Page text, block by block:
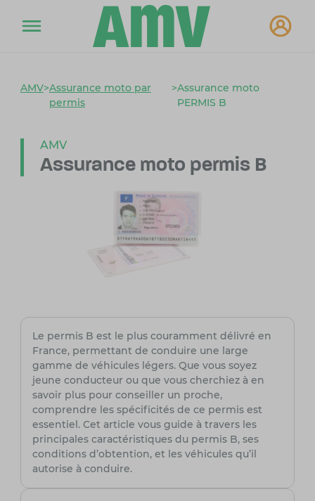
AMV>Assurance moto par
permis
>Assurance moto
PERMIS B
AMV
Assurance moto permis B
Le permis B est le plus couramment délivré en
France, permettant de conduire une large
gamme de véhicules légers. Que vous soyez
jeune conducteur ou que vous cherchiez à en
savoir plus pour conseiller un proche,
comprendre les spécificités de ce permis est
essentiel. Cet article vous guide à travers les
principales caractéristiques du permis B, ses
conditions d’obtention, et les véhicules qu’il
autorise à conduire.